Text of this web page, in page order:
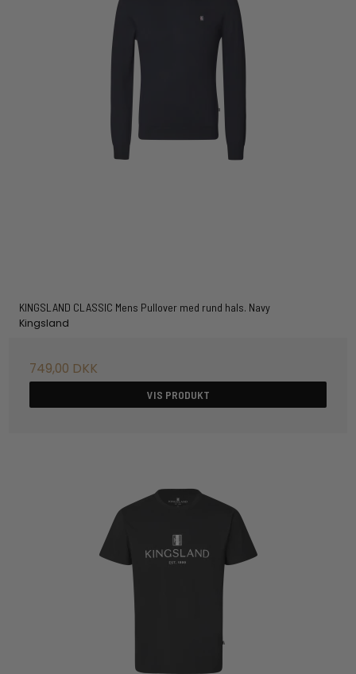
KINGSLAND CLASSIC Mens Pullover med rund hals. Navy
Kingsland
749,00 DKK
VIS PRODUKT